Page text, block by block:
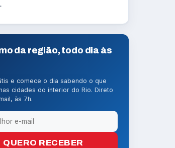
da região, todo dia às
e comece o dia sabendo o que
cidades do interior do Rio. Direto
às 7h.
QUERO RECEBER